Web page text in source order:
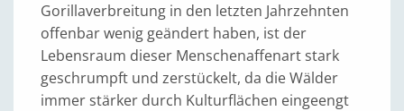
Gorillaverbreitung in den letzten Jahrzehnten
offenbar wenig geändert haben, ist der
Lebensraum dieser Menschenaffenart stark
geschrumpft und zerstückelt, da die Wälder
immer stärker durch Kulturflächen eingeengt